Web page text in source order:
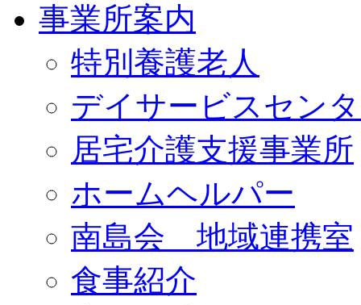
事業所案内
特別養護老人
デイサービスセン
居宅介護支援事業所
ホームヘルパー
南島会 地域連携室
食事紹介